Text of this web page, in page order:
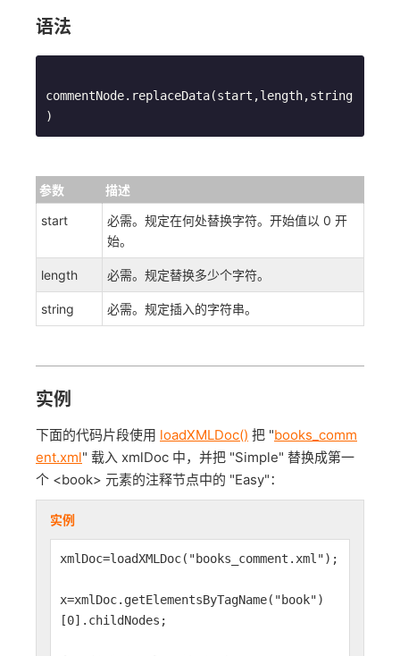
语法
commentNode.replaceData(start,length,string
)
参数
描述
start
必需。规定在何处替换字符。开始值以 0 开
始。
length 必需。规定替换多少个字符。
string 必需。规定插入的字符串。
实例
下面的代码片段使用 loadXMLDoc() 把 "books_comm
ent.xml" 载入 xmlDoc 中，并把 "Simple" 替换成第一
个 <book> 元素的注释节点中的 "Easy"：
实例
xmlDoc=loadXMLDoc("books_comment.xml");
x=xmlDoc.getElementsByTagName("book")
[0].childNodes;